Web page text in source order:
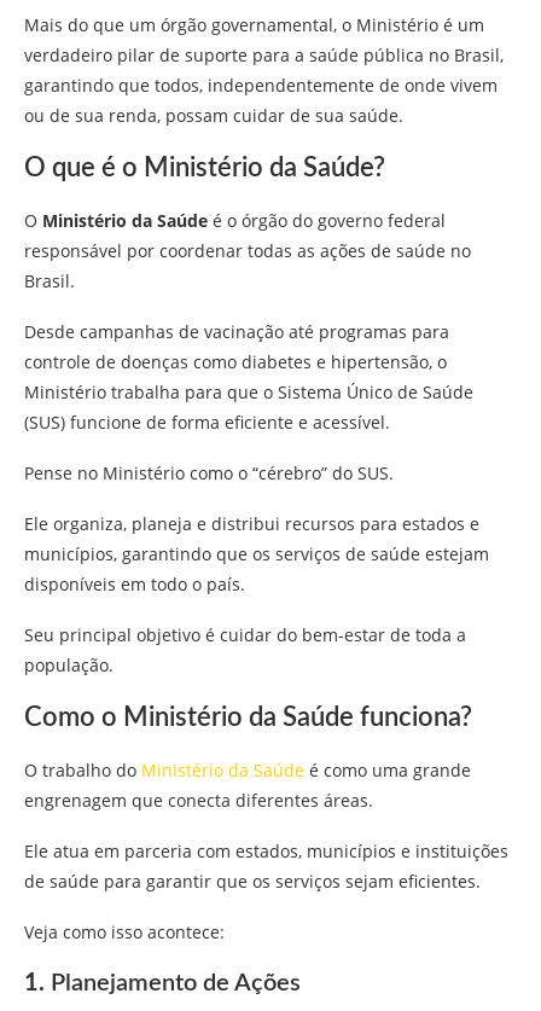
Mais do que um órgão governamental, o Ministério é um
verdadeiro pilar de suporte para a saúde pública no Brasil,
garantindo que todos, independentemente de onde vivem
ou de sua renda, possam cuidar de sua saúde.
O que é o Ministério da Saúde?
O Ministério da Saúde é o órgão do governo federal
responsável por coordenar todas as ações de saúde no
Brasil.
Desde campanhas de vacinação até programas para
controle de doenças como diabetes e hipertensão, o
Ministério trabalha para que o Sistema Único de Saúde
(SUS) funcione de forma eficiente e acessível.
Pense no Ministério como o “cérebro” do SUS.
Ele organiza, planeja e distribui recursos para estados e
municípios, garantindo que os serviços de saúde estejam
disponíveis em todo o país.
Seu principal objetivo é cuidar do bem-estar de toda a
população.
Como o Ministério da Saúde funciona?
O trabalho do Ministério da Saúde é como uma grande
engrenagem que conecta diferentes áreas.
Ele atua em parceria com estados, municípios e instituições
de saúde para garantir que os serviços sejam eficientes.
Veja como isso acontece:
1. Planejamento de Ações